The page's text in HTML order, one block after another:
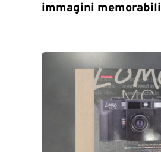
immagini memorabili